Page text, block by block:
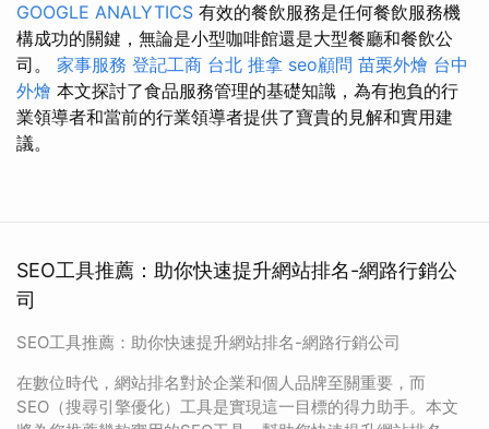
GOOGLE ANALYTICS 有效的餐飲服務是任何餐飲服務機
構成功的關鍵，無論是小型咖啡館還是大型餐廳和餐飲公
司。 家事服務 登記工商 台北 推拿 seo顧問 苗栗外燴 台中
外燴 本文探討了食品服務管理的基礎知識，為有抱負的行
業領導者和當前的行業領導者提供了寶貴的見解和實用建
議。
SEO工具推薦：助你快速提升網站排名-網路行銷公
司
SEO工具推薦：助你快速提升網站排名-網路行銷公司
在數位時代，網站排名對於企業和個人品牌至關重要，而
SEO（搜尋引擎優化）工具是實現這一目標的得力助手。本文